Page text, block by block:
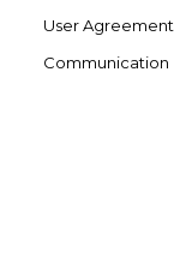
User Agreement
Communication